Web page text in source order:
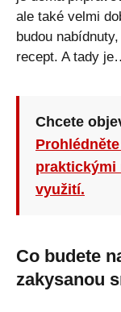
ale také velmi
budou
recept. A tady
Chcete
praktickými
využití.
Co budete
zakysanou